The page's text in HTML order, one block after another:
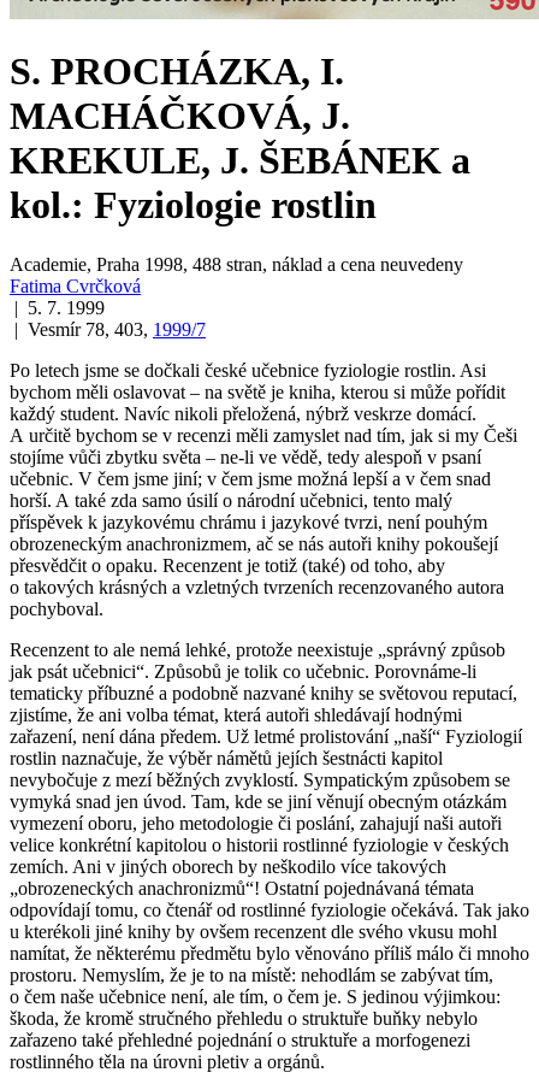
S. PROCHÁZKA, I.
MACHÁČKOVÁ, J.
KREKULE, J. ŠEBÁNEK a
kol.: Fyziologie rostlin
Academie, Praha 1998, 488 stran, náklad a cena neuvedeny
Fatima Cvrčková
| 5. 7. 1999
| Vesmír 78, 403, 1999/7
Po letech jsme se dočkali české učebnice fyziologie rostlin. Asi
bychom měli oslavovat – na světě je kniha, kterou si může pořídit
každý student. Navíc nikoli přeložená, nýbrž veskrze domácí.
A určitě bychom se v recenzi měli zamyslet nad tím, jak si my Češi
stojíme vůči zbytku světa – ne-li ve vědě, tedy alespoň v psaní
učebnic. V čem jsme jiní; v čem jsme možná lepší a v čem snad
horší. A také zda samo úsilí o národní učebnici, tento malý
příspěvek k jazykovému chrámu i jazykové tvrzi, není pouhým
obrozeneckým anachronizmem, ač se nás autoři knihy pokoušejí
přesvědčit o opaku. Recenzent je totiž (také) od toho, aby
o takových krásných a vzletných tvrzeních recenzovaného autora
pochyboval.
Recenzent to ale nemá lehké, protože neexistuje „správný způsob
jak psát učebnici“. Způsobů je tolik co učebnic. Porovnáme-li
tematicky příbuzné a podobně nazvané knihy se světovou reputací,
zjistíme, že ani volba témat, která autoři shledávají hodnými
zařazení, není dána předem. Už letmé prolistování „naší“ Fyziologií
rostlin naznačuje, že výběr námětů jejích šestnácti kapitol
nevybočuje z mezí běžných zvyklostí. Sympatickým způsobem se
vymyká snad jen úvod. Tam, kde se jiní věnují obecným otázkám
vymezení oboru, jeho metodologie či poslání, zahajují naši autoři
velice konkrétní kapitolou o historii rostlinné fyziologie v českých
zemích. Ani v jiných oborech by neškodilo více takových
„obrozeneckých anachronizmů“! Ostatní pojednávaná témata
odpovídají tomu, co čtenář od rostlinné fyziologie očekává. Tak jako
u kterékoli jiné knihy by ovšem recenzent dle svého vkusu mohl
namítat, že některému předmětu bylo věnováno příliš málo či mnoho
prostoru. Nemyslím, že je to na místě: nehodlám se zabývat tím,
o čem naše učebnice není, ale tím, o čem je. S jedinou výjimkou:
škoda, že kromě stručného přehledu o struktuře buňky nebylo
zařazeno také přehledné pojednání o struktuře a morfogenezi
rostlinného těla na úrovni pletiv a orgánů.